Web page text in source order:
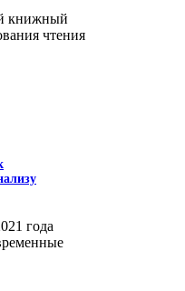
книжный
чтения
года